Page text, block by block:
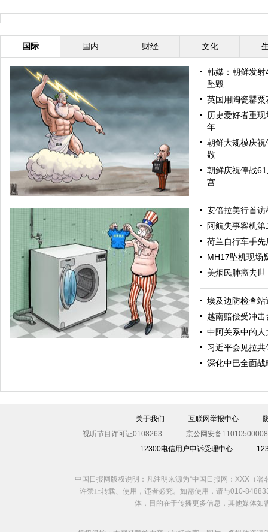
国际 国内 财经 文化
中国日报漫画：动我试试
韩媒：朝鲜发
坠毁
英国用陶瓷罂
历史爱好者重
年
朝鲜大规模庆
敬
朝鲜庆祝停战
宫
安倍拉美行首
阿航失事客机
荷兰自行车手
MH17坠机现场
美烟民肺癌去
埃及边防检查
越南赔偿受冲
中阿关系中的人
习近平会见拉共
深化中巴全面
关于我们 互联网举报中心
视听节目许可证0108263
京公网安备
12300电信用户申诉受理中心
中国日报网版权说明：凡注明来源为“中国日报网：XXX（
许禁止转载、使用，违者必究。如需使用，请与010-
体，目的在于传播更多信息，其他媒体